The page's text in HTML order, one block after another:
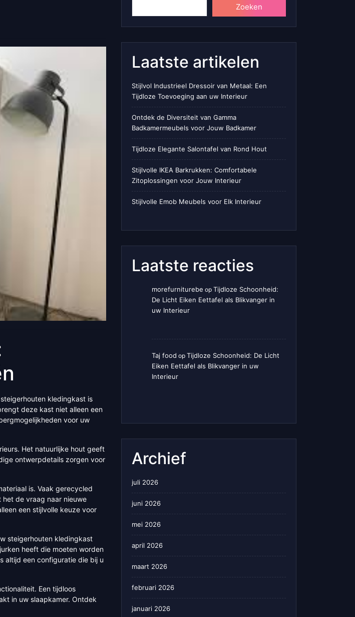
kledingkast is
deze kast niet alleen een
voor uw
Het natuurlijke hout geeft
ontwerpdetails zorgen voor
is. Vaak gerecycled
de vraag naar nieuwe
een stijlvolle keuze voor
steigerhouten kledingkast
heeft die moeten worden
altijd een configuratie die bij u
Een tijdloos
in uw slaapkamer. Ontdek
Zoeken
Laatste artikelen
Stijlvol Industrieel Dressoir van Metaal: Een
Tijdloze Toevoeging aan uw Interieur
Ontdek de Diversiteit van Gamma
Badkamermeubels voor Jouw Badkamer
Tijdloze Elegante Salontafel van Rond Hout
Stijlvolle IKEA Barkrukken: Comfortabele
Zitoplossingen voor Jouw Interieur
Stijlvolle Emob Meubels voor Elk Interieur
Laatste reacties
morefurniturebe op Tijdloze Schoonheid:
De Licht Eiken Eettafel als Blikvanger in
uw Interieur
Taj food op Tijdloze Schoonheid: De Licht
Eiken Eettafel als Blikvanger in uw
Interieur
Archief
juli 2026
juni 2026
mei 2026
april 2026
maart 2026
februari 2026
januari 2026